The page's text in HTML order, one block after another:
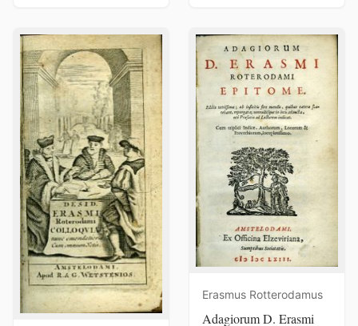
Erasmus Rotterodamus
Adagiorum D. Erasmi